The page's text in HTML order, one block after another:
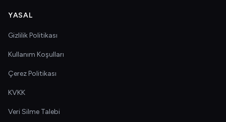
YASAL
Gizlilik Politikası
Kullanım Koşulları
Çerez Politikası
KVKK
Veri Silme Talebi